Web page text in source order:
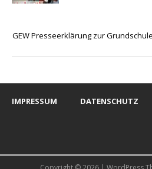
GEW Presseerklärung zur
IMPRESSUM DATENSCHUTZ